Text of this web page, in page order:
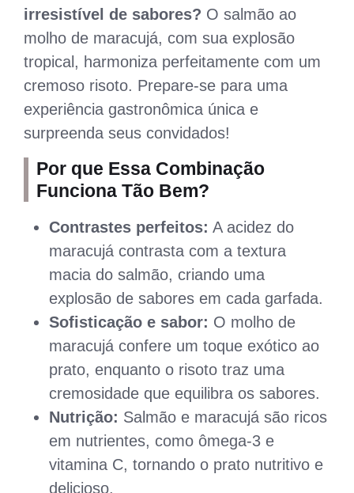
irresistível de sabores? O salmão ao
molho de maracujá, com sua explosão
tropical, harmoniza perfeitamente com um
cremoso risoto. Prepare-se para uma
experiência gastronômica única e
surpreenda seus convidados!
Por que Essa Combinação
Funciona Tão Bem?
Contrastes perfeitos: A acidez do
maracujá contrasta com a textura
macia do salmão, criando uma
explosão de sabores em cada garfada.
Sofisticação e sabor: O molho de
maracujá confere um toque exótico ao
prato, enquanto o risoto traz uma
cremosidade que equilibra os sabores.
Nutrição: Salmão e maracujá são ricos
em nutrientes, como ômega-3 e
vitamina C, tornando o prato nutritivo e
delicioso.